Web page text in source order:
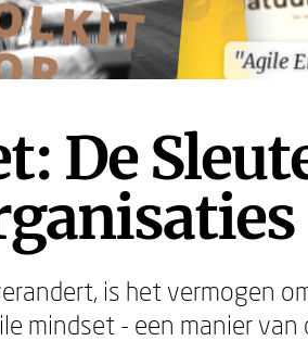
"Agile
"Agile
De
is het vermogen
mindset - een manier van